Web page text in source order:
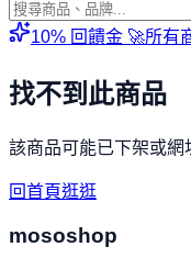
10% 回饋金 🚀所有
找不到此商品
該商品可能已下架或網
回首頁逛逛
mososhop